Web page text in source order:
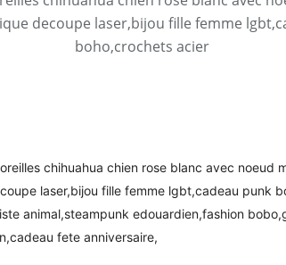
chihuahua chien rose blanc avec noeud
laser,bijou fille femme lgbt,cadeau punk
animal,steampunk edouardien,fashion
fete anniversaire,